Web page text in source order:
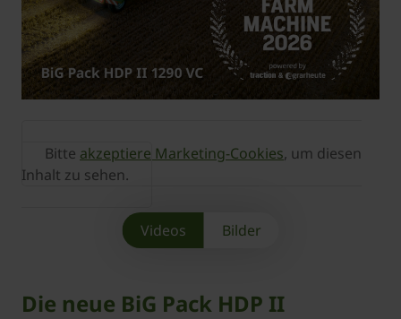
Bitte akzeptiere Marketing-Cookies, um diesen
Inhalt zu sehen.
Videos Bilder
Die neue BiG Pack HDP II